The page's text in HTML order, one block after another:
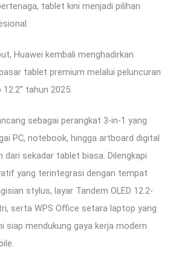
tablet kini menjadi pilihan
Huawei kembali menghadirkan
tablet premium melalui peluncuran
tahun 2025.
sebagai perangkat 3-in-1 yang
PC, notebook, hingga artboard digital
dari sekadar tablet biasa. Dilengkapi
yang terintegrasi dengan tempat
stylus, layar Tandem OLED 12.2-
serta WPS Office setara laptop yang
siap mendukung gaya kerja modern